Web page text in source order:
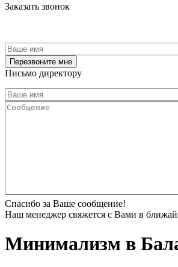
Заказать звонок
Письмо директору
Спасибо за Ваше сообщение!
Наш менеджер свяжется с Вами в
Минимализм в